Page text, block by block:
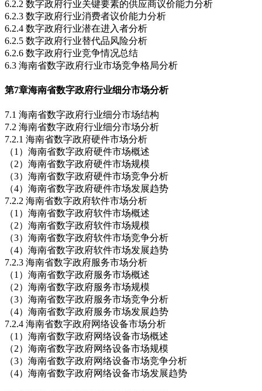
6.2.2 数字政府行业关键要素的供应商议价能力分析
6.2.3 数字政府行业消费者议价能力分析
6.2.4 数字政府行业潜在进入者分析
6.2.5 数字政府行业替代品风险分析
6.2.6 数字政府行业竞争情况总结
6.3 海南省数字政府行业市场竞争格局分析
第7章海南省数字政府行业细分市场分析
7.1 海南省数字政府行业细分市场结构
7.2 海南省数字政府行业细分市场分析
7.2.1 海南省数字政府硬件市场分析
（1）海南省数字政府硬件市场概述
（2）海南省数字政府硬件市场规模
（3）海南省数字政府硬件市场竞争分析
（4）海南省数字政府硬件市场发展趋势
7.2.2 海南省数字政府软件市场分析
（1）海南省数字政府软件市场概述
（2）海南省数字政府软件市场规模
（3）海南省数字政府软件市场竞争分析
（4）海南省数字政府软件市场发展趋势
7.2.3 海南省数字政府服务市场分析
（1）海南省数字政府服务市场概述
（2）海南省数字政府服务市场规模
（3）海南省数字政府服务市场竞争分析
（4）海南省数字政府服务市场发展趋势
7.2.4 海南省数字政府网络设备市场分析
（1）海南省数字政府网络设备市场概述
（2）海南省数字政府网络设备市场规模
（3）海南省数字政府网络设备市场竞争分析
（4）海南省数字政府网络设备市场发展趋势